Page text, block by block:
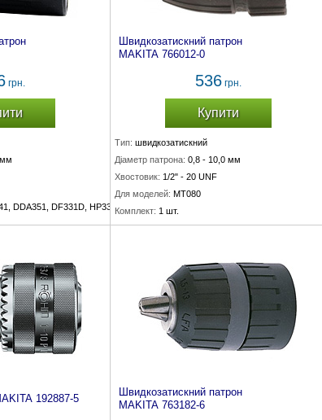
грн.
DDA351, DF331D, HP331D
Швидкозатискний патрон
MAKITA 766012-0
536 грн.
Купити
Тип: швидкозатискний
Діаметр патрона: 0,8 - 10,0 мм
Хвостовик: 1/2" - 20 UNF
Для моделей: MT080
Комплект: 1 шт.
192887-5
Швидкозатискний патрон
MAKITA 763182-6